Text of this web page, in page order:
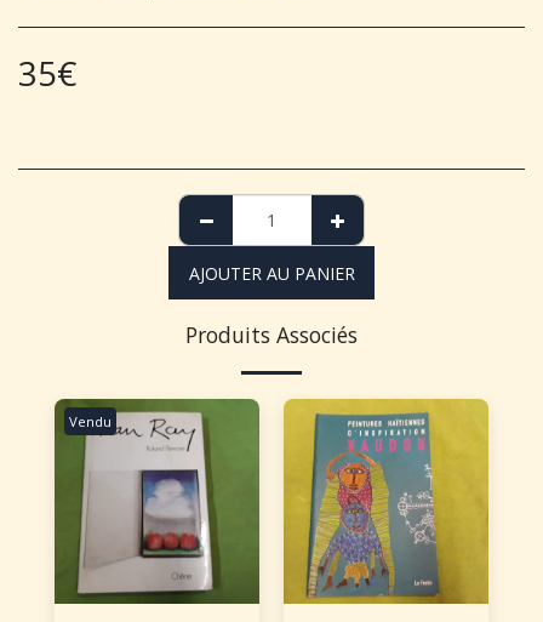
35€
AJOUTER AU PANIER
Produits Associés
Vendu